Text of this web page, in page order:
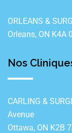
ORLEANS &
Orleans, ON K4A
Nos
CARLING &
Avenue
Ottawa, ON K2B